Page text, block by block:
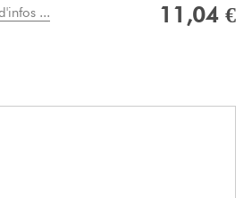
... 11,04 €